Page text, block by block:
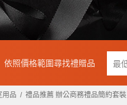
依照價格範圍尋找禮贈品
用品 禮品推薦 辦公商務禮品簡約套裝